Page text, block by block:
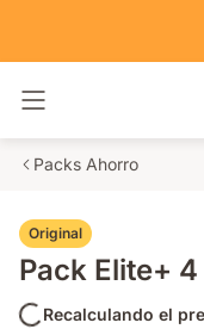
Packs Ahorro
Original
Pack Elite+
Recalculando el